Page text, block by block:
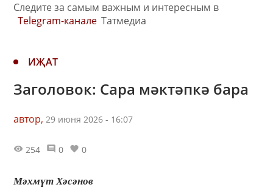
Следите за самым важным и интересным в
Telegram-канале Татмедиа
ИҖАТ
Заголовок: Сара мәктәпкә бара
автор, 29 июня 2026 - 16:07
254 0 0
Мәхмүт Хәсәнов